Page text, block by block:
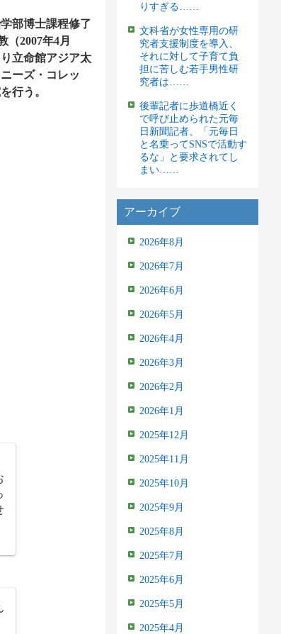
部博士課程修了
（2007年4月
立命館アジア太
ーズ・コレッ
行う。
りすぎる……
文科省が女性専用の研
究者支援制度を導入、
それに対して子育て負
担に苦しむ若手男性研
究者は……
後輩記者に歩道橋近く
で呼び止められた元毎
日新聞記者、「元毎日
と名乗ってSNSで活動す
るな」と要求されてし
まい……
アーカイブ
2026年8月
2026年7月
2026年6月
2026年5月
2026年4月
2026年3月
2026年2月
2026年1月
2025年12月
2025年11月
2025年10月
2025年9月
2025年8月
2025年7月
2025年6月
2025年5月
2025年4月